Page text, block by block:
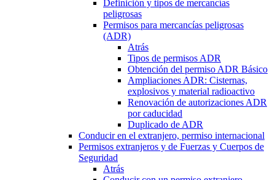
Definición y tipos de mercancías
peligrosas
Permisos para mercancías peligrosas
(ADR)
Atrás
Tipos de permisos ADR
Obtención del permiso ADR Básico
Ampliaciones ADR: Cisternas,
explosivos y material radioactivo
Renovación de autorizaciones ADR
por caducidad
Duplicado de ADR
Conducir en el extranjero, permiso internacional
Permisos extranjeros y de Fuerzas y Cuerpos de
Seguridad
Atrás